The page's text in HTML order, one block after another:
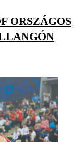
ORSZÁGOS